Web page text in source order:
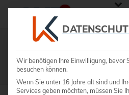
Shop
Wir benötigen Ihre Einwilligung, bevor
besuchen können.
Wenn Sie unter 16 Jahre alt sind und
Services geben möchten, müssen Sie